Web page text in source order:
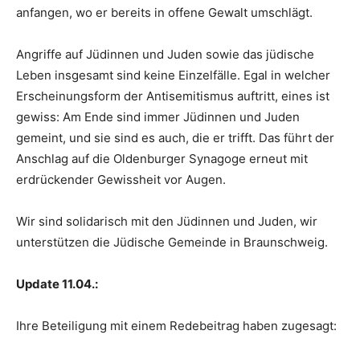
anfangen, wo er bereits in offene Gewalt umschlägt.
Angriffe auf Jüdinnen und Juden sowie das jüdische
Leben insgesamt sind keine Einzelfälle. Egal in welcher
Erscheinungsform der Antisemitismus auftritt, eines ist
gewiss: Am Ende sind immer Jüdinnen und Juden
gemeint, und sie sind es auch, die er trifft. Das führt der
Anschlag auf die Oldenburger Synagoge erneut mit
erdrückender Gewissheit vor Augen.
Wir sind solidarisch mit den Jüdinnen und Juden, wir
unterstützen die Jüdische Gemeinde in Braunschweig.
Update 11.04.:
Ihre Beteiligung mit einem Redebeitrag haben zugesagt: